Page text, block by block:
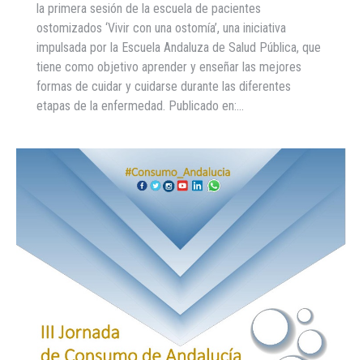
la primera sesión de la escuela de pacientes
ostomizados ‘Vivir con una ostomía’, una iniciativa
impulsada por la Escuela Andaluza de Salud Pública, que
tiene como objetivo aprender y enseñar las mejores
formas de cuidar y cuidarse durante las diferentes
etapas de la enfermedad. Publicado en:…